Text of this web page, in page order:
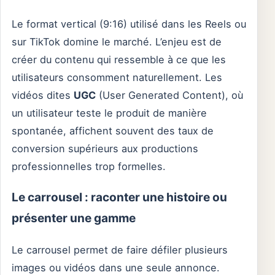
Le format vertical (9:16) utilisé dans les Reels ou
sur TikTok domine le marché. L’enjeu est de
créer du contenu qui ressemble à ce que les
utilisateurs consomment naturellement. Les
vidéos dites UGC (User Generated Content), où
un utilisateur teste le produit de manière
spontanée, affichent souvent des taux de
conversion supérieurs aux productions
professionnelles trop formelles.
Le carrousel : raconter une histoire ou
présenter une gamme
Le carrousel permet de faire défiler plusieurs
images ou vidéos dans une seule annonce.